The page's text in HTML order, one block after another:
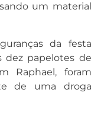
um material
da festa
dez papelotes de
Raphael, foram
de uma droga